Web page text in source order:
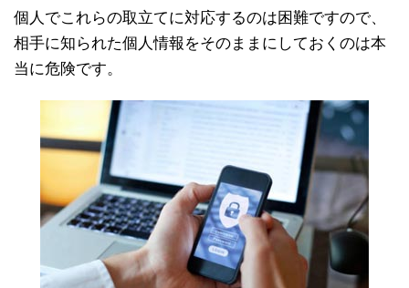
個人でこれらの取立てに対応するのは困難ですので、
相手に知られた個人情報をそのままにしておくのは本
当に危険です。